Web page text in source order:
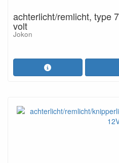
achterlicht/remlicht, type
volt
Jokon